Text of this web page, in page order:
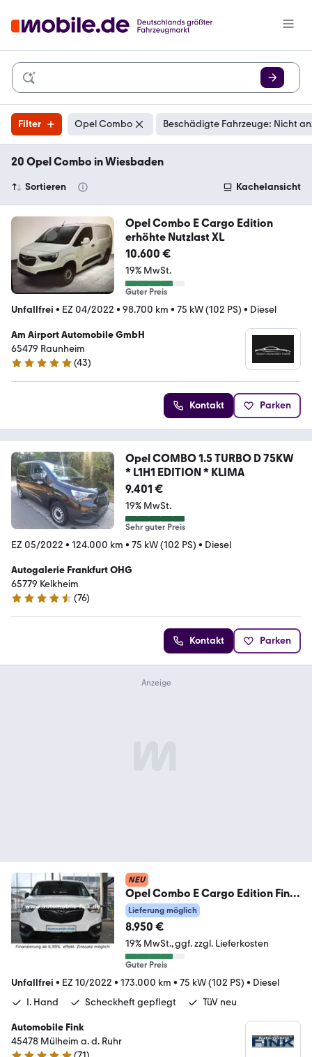
Filter Opel Combo Beschädigte Fahrzeuge: Nicht
20 Opel Combo in Wiesbaden
Sortieren Kachelansicht
Opel Combo E Cargo Edition
erhöhte Nutzlast XL
10.600 €
19% MwSt.
Guter Preis
Unfallfrei • EZ 04/2022 • 98.700 km • 75 kW (102 PS) • Diesel
Am Airport Automobile GmbH
65479 Raunheim
5 Sterne
(43)
Kontakt Parken
Opel COMBO 1.5 TURBO D 75KW
* L1H1 EDITION * KLIMA
9.401 €
19% MwSt.
Sehr guter Preis
EZ 05/2022 • 124.000 km • 75 kW (102 PS) • Diesel
Autogalerie Frankfurt OHG
65779 Kelkheim
4.5 Sterne
(76)
Kontakt Parken
NEU
Opel Combo E Cargo Edition Fina.
ab 88 € /Monat mögl.
Lieferung möglich
8.950 €
19% MwSt. ggf. zzgl. Lieferkosten
Guter Preis
Unfallfrei • EZ 10/2022 • 173.000 km • 75 kW (102 PS) • Diesel
I. Hand
Scheckheft gepflegt TüV neu
Automobile Fink
45478 Mülheim a. d. Ruhr